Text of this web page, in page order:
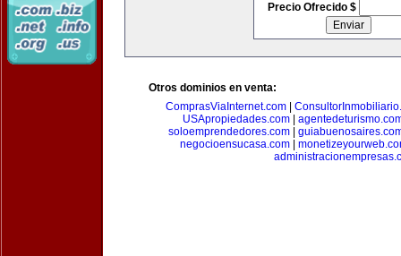
Precio Ofrecido $
Otros dominios en venta:
ComprasViaInternet.com
USApropiedades.com|
soloemprendedores.com|
negocioensucasa.com